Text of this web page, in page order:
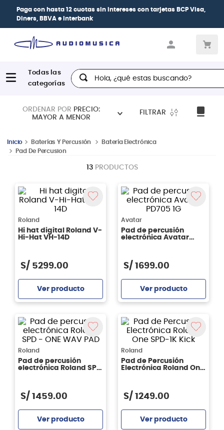
Paga con hasta 12 cuotas sin intereses con tarjetas BCP Visa,
Diners, BBVA e Interbank
Hola, ¿qué estas buscando?
ORDENAR POR PRECIO:
MAYOR A MENOR
FILTRAR
Baterías Y Percusión
Batería Electrónica
Pad De Percusion
13 PRODUCTOS
Roland
Hi hat digital Roland V-
Hi-Hat VH-14D
S/ 5299.00
Ver producto
Avatar
Pad de percusión
electrónica Avatar
S/ 1699.00
Ver producto
Roland
Pad de percusión
electrónica Roland SPD
S/ 1459.00
Ver producto
Roland
Pad de Percusión
Electrónica Roland One
S/ 1249.00
Ver producto